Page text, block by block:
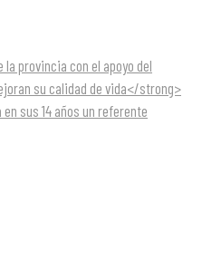
provincia con el apoyo del
su calidad de vida</strong>
sus 14 años un referente